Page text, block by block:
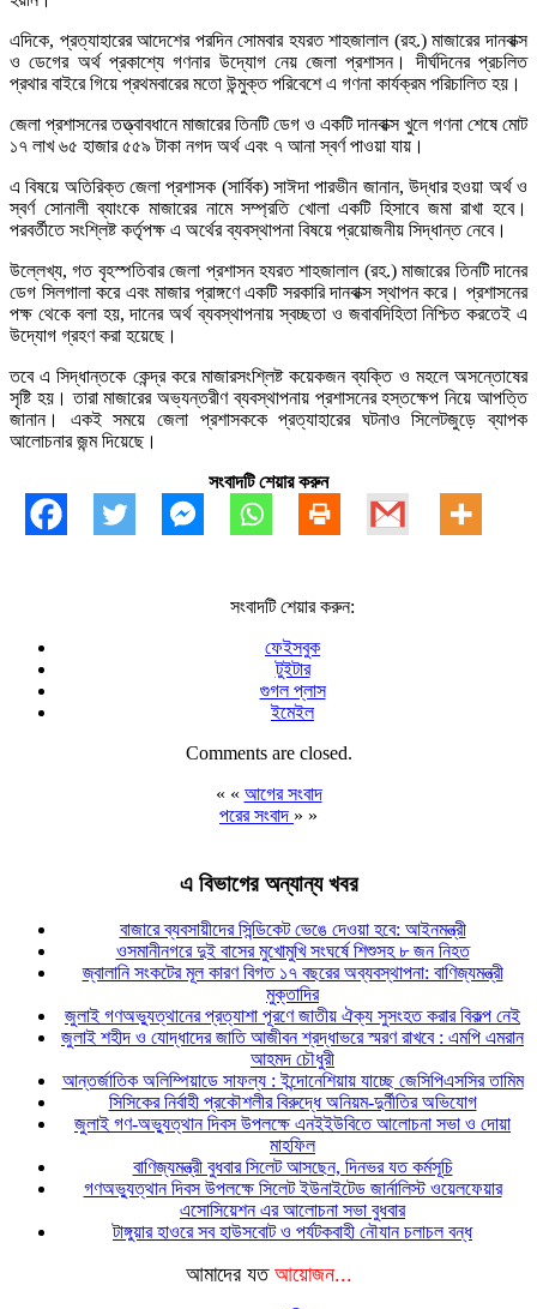
এদিকে, প্রত্যাহারের আদেশের পরদিন সোমবার হযরত শাহজালাল (রহ.) মাজারের দানবাক্স
ও ডেগের অর্থ প্রকাশ্যে গণনার উদ্যোগ নেয় জেলা প্রশাসন। দীর্ঘদিনের প্রচলিত
প্রথার বাইরে গিয়ে প্রথমবারের মতো উন্মুক্ত পরিবেশে এ গণনা কার্যক্রম পরিচালিত হয়।
জেলা প্রশাসনের তত্ত্বাবধানে মাজারের তিনটি ডেগ ও একটি দানবাক্স খুলে গণনা শেষে মোট
১৭ লাখ ৬৫ হাজার ৫৫৯ টাকা নগদ অর্থ এবং ৭ আনা স্বর্ণ পাওয়া যায়।
এ বিষয়ে অতিরিক্ত জেলা প্রশাসক (সার্বিক) সাঈদা পারভীন জানান, উদ্ধার হওয়া অর্থ ও
স্বর্ণ সোনালী ব্যাংকে মাজারের নামে সম্প্রতি খোলা একটি হিসাবে জমা রাখা হবে।
পরবর্তীতে সংশ্লিষ্ট কর্তৃপক্ষ এ অর্থের ব্যবস্থাপনা বিষয়ে প্রয়োজনীয় সিদ্ধান্ত নেবে।
উল্লেখ্য, গত বৃহস্পতিবার জেলা প্রশাসন হযরত শাহজালাল (রহ.) মাজারের তিনটি দানের
ডেগ সিলগালা করে এবং মাজার প্রাঙ্গণে একটি সরকারি দানবাক্স স্থাপন করে। প্রশাসনের
পক্ষ থেকে বলা হয়, দানের অর্থ ব্যবস্থাপনায় স্বচ্ছতা ও জবাবদিহিতা নিশ্চিত করতেই এ
উদ্যোগ গ্রহণ করা হয়েছে।
তবে এ সিদ্ধান্তকে কেন্দ্র করে মাজারসংশ্লিষ্ট কয়েকজন ব্যক্তি ও মহলে অসন্তোষের
সৃষ্টি হয়। তারা মাজারের অভ্যন্তরীণ ব্যবস্থাপনায় প্রশাসনের হস্তক্ষেপ নিয়ে আপত্তি
জানান। একই সময়ে জেলা প্রশাসককে প্রত্যাহারের ঘটনাও সিলেটজুড়ে ব্যাপক
আলোচনার জন্ম দিয়েছে।
সংবাদটি শেয়ার করুন
সংবাদটি শেয়ার করুন:
ফেইসবুক
টুইটার
গুগল প্লাস
ইমেইল
Comments are closed.
« « আগের সংবাদ
পরের সংবাদ » »
এ বিভাগের অন্যান্য খবর
বাজারে ব্যবসায়ীদের সিন্ডিকেট ভেঙে দেওয়া হবে: আইনমন্ত্রী
ওসমানীনগরে দুই বাসের মুখোমুখি সংঘর্ষে শিশুসহ ৮ জন নিহত
জ্বালানি সংকটের মূল কারণ বিগত ১৭ বছরের অব্যবস্থাপনা: বাণিজ্যমন্ত্রী
মুক্তাদির
জুলাই গণঅভ্যুত্থানের প্রত্যাশা পূরণে জাতীয় ঐক্য সুসংহত করার বিকল্প নেই
জুলাই শহীদ ও যোদ্ধাদের জাতি আজীবন শ্রদ্ধাভরে স্মরণ রাখবে : এমপি এমরান
আহমদ চৌধুরী
আন্তর্জাতিক অলিম্পিয়াডে সাফল্য : ইন্দোনেশিয়ায় যাচ্ছে জেসিপিএসসির তামিম
সিসিকের নির্বাহী প্রকৌশলীর বিরুদ্ধে অনিয়ম-দুর্নীতির অভিযোগ
জুলাই গণ-অভ্যুত্থান দিবস উপলক্ষে এনইইউবিতে আলোচনা সভা ও দোয়া
মাহফিল
বাণিজ্যমন্ত্রী বুধবার সিলেট আসছেন, দিনভর যত কর্মসূচি
গণঅভ্যুত্থান দিবস উপলক্ষে সিলেট ইউনাইটেড জার্নালিস্ট ওয়েলফেয়ার
এসোসিয়েশন এর আলোচনা সভা বুধবার
টাঙ্গুয়ার হাওরে সব হাউসবোট ও পর্যটকবাহী নৌযান চলাচল বন্ধ
আমাদের যত আয়োজন...